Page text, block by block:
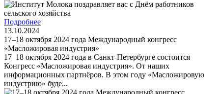
Подробнее
13.10.2024
17–18 октября 2024 года Международный конгресс
«Масложировая индустрия»
17–18 октября 2024 года в Санкт-Петербурге состоится
Конгресс «Масложировая индустрия». От наших
информационных партнёров. В этом году «Масложировую
индустрию» буде...